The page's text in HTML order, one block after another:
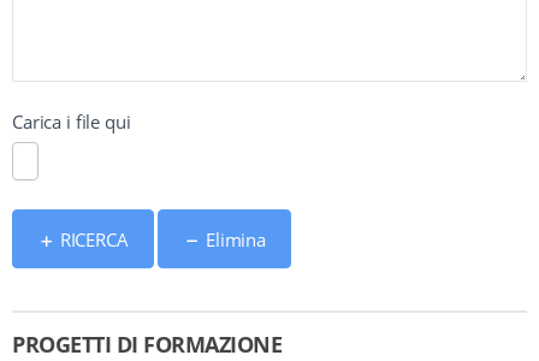
Carica i file qui
RICERCA Elimina
PROGETTI DI FORMAZIONE